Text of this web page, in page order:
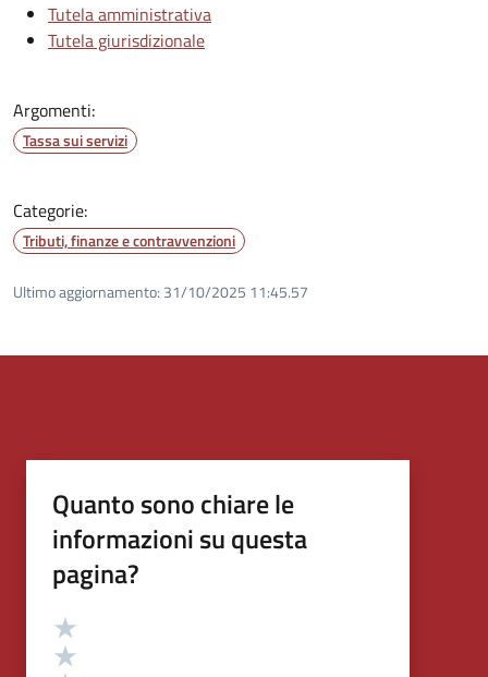
Tutela amministrativa
Tutela giurisdizionale
Argomenti:
Tassa sui servizi
Categorie:
Tributi, finanze e contravvenzioni
Ultimo aggiornamento: 31/10/2025 11:45.57
Quanto sono chiare le
informazioni su questa
pagina?
Valutazione